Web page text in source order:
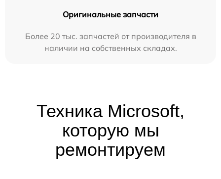
Оригинальные запчасти
Более 20 тыс. запчастей от производителя в
наличии на собственных складах.
Техника Microsoft,
которую мы
ремонтируем